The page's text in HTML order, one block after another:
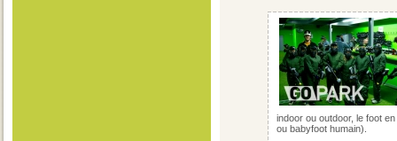
indoor ou outdoor, le foot
ou babyfoot humain).